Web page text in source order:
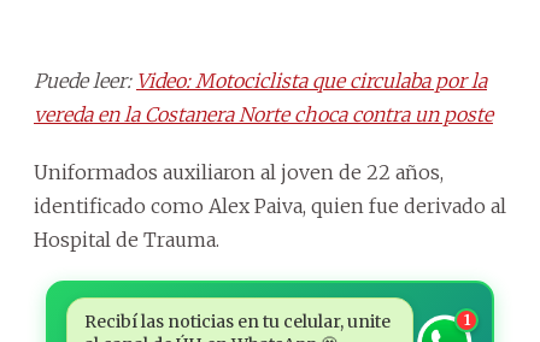
Puede leer: Video: Motociclista que circulaba por la
vereda en la Costanera Norte choca contra un poste
Uniformados auxiliaron al joven de 22 años,
identificado como Alex Paiva, quien fue derivado al
Hospital de Trauma.
Recibí las noticias en tu celular, unite
1